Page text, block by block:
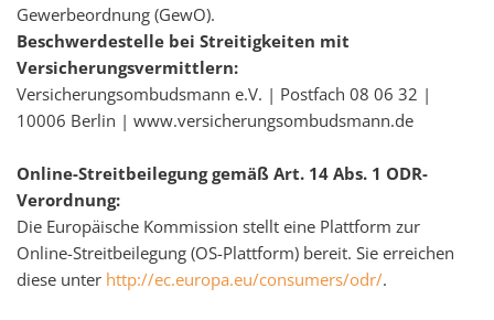
Gewerbeordnung (GewO).
Beschwerdestelle bei Streitigkeiten mit
Versicherungsvermittlern:
Versicherungsombudsmann e.V. | Postfach 08 06 32 |
10006 Berlin | www.versicherungsombudsmann.de
Online-Streitbeilegung gemäß Art. 14 Abs. 1 ODR-
Verordnung:
Die Europäische Kommission stellt eine Plattform zur
Online-Streitbeilegung (OS-Plattform) bereit. Sie erreichen
diese unter http://ec.europa.eu/consumers/odr/.